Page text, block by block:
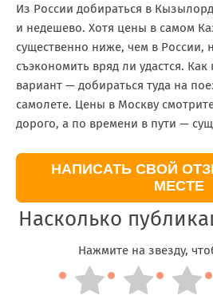
Из России добираться в
и недешево. Хотя цены в самом
существенно ниже, чем в России,
съэкономить вряд ли удастся.
вариант — добираться туда на
самолете. Цены в Москву
дорого, а по времени в пути —
НАПИСАТЬ СВОЙ
МЕСТЕ
Насколько
Нажмите на звезду,